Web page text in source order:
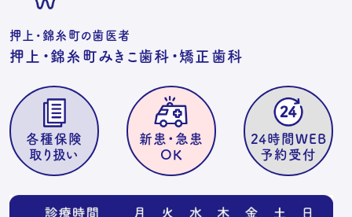
押上・錦糸町の歯医者
押上・錦糸町みきこ歯科・矯正歯科
各種保険
取り扱い
新患・急患
OK
24時間WEB
予約受付